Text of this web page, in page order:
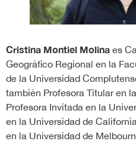
Cristina Montiel Molina es
Geográfico Regional en la
de la Universidad
también Profesora Titular en
Profesora Invitada en la
en la Universidad de
en la Universidad de